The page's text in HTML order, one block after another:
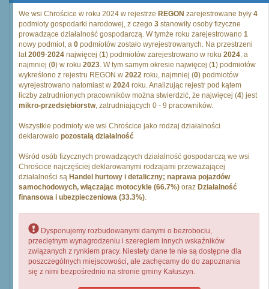
We wsi Chrościce w roku 2024 w rejestrze REGON zarejestrowane były 4
podmioty gospodarki narodowej, z czego 3 stanowiły osoby fizyczne
prowadzące działalność gospodarczą. W tymże roku zarejestrowano 1
nowy podmiot, a 0 podmiotów zostało wyrejestrowanych. Na przestrzeni
lat2009-2024 najwięcej (1) podmiotów zarejestrowano w roku 2024, a
najmniej (0) w roku 2023. W tym samym okresie najwięcej (1) podmiotów
wykreślono z rejestru REGON w 2022 roku, najmniej (0) podmiotów
wyrejestrowano natomiast w 2024 roku. Analizując rejestr pod kątem
liczby zatrudnionych pracowników można stwierdzić, że najwięcej (4) jest
mikro-przedsiębiorstw, zatrudniających 0 - 9 pracowników.
Wszystkie podmioty we wsi Chrościce jako rodzaj działalności
deklarowało pozostałą działalność
Wśród osób fizycznych prowadzących działalność gospodarczą we wsi
Chrościce najczęściej deklarowanymi rodzajami przeważającej
działalności są Handel hurtowy i detaliczny; naprawa pojazdów
samochodowych, włączając motocykle (66.7%) oraz Działalność
finansowa i ubezpieczeniowa (33.3%).
Dysponujemy rozbudowanymi danymi o bezrobociu,
przeciętnym wynagrodzeniu i szeregiem innych wskaźników
związanych z rynkiem pracy. Niestety dane te nie są dostępne dla
poszczególnych miejscowości, ale zachęcamy do do zapoznania
się z nimi bezpośrednio na stronie gminy Kałuszyn.